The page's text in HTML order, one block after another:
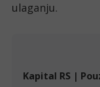
ulaganju.